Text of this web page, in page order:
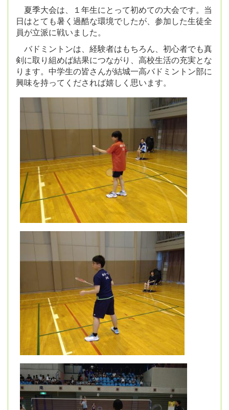
夏季大会は、１年生にとって初めての大会です。当
日はとても暑く過酷な環境でしたが、参加した生徒全
員が立派に戦いました。
バドミントンは、経験者はもちろん、初心者でも真
剣に取り組めば結果につながり、高校生活の充実とな
ります。中学生の皆さんが結城一高バドミントン部に
興味を持ってくだされば嬉しく思います。